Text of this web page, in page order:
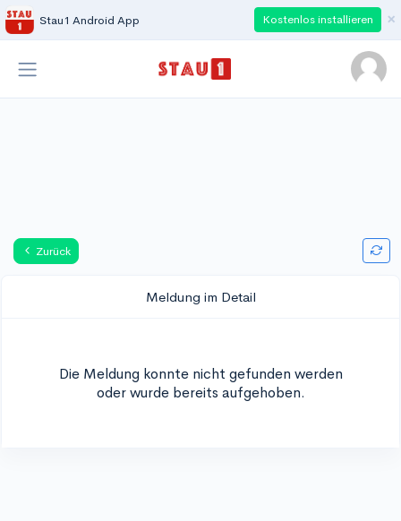
Stau1 Android App Kostenlos installieren ×
Zurück
Meldung im Detail
Die Meldung konnte nicht gefunden werden
oder wurde bereits aufgehoben.